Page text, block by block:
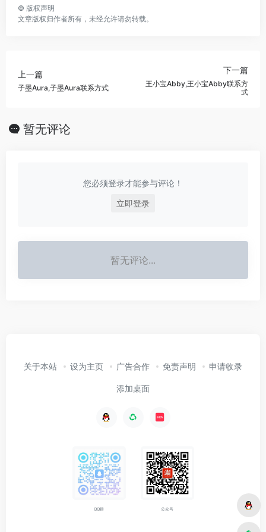
© 版权声明
文章版权归作者所有，未经允许请勿转载。
上一篇
子墨Aura,子墨Aura联系方式
下一篇
王小宝Abby,王小宝Abby联系方
式
暂无评论
您必须登录才能参与评论！
立即登录
暂无评论...
关于本站 设为主页 广告合作 免责声明 申请收录
添加桌面
QQ群 公众号